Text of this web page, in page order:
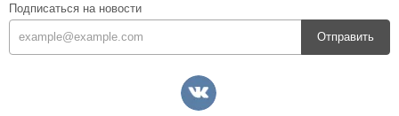
Подписаться на новости
Отправить